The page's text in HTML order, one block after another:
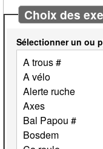
Choix des
Sélectionner un ou